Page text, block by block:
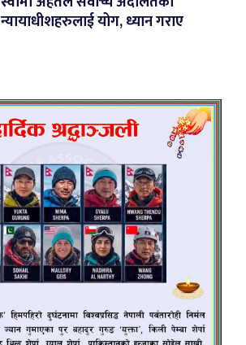
न्यायाधीशहरुलाई योग, ध्यान गराए